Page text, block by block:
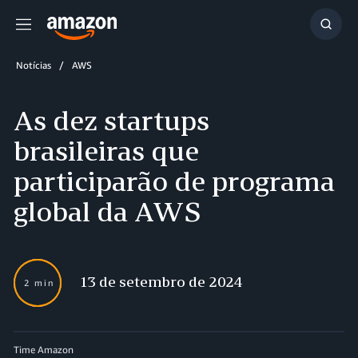
Menu
Notícias AWS
As dez startups
brasileiras que
participarão de programa
global da AWS
2 min 13 de setembro de 2024
Time Amazon